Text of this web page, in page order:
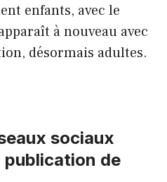
enfants, avec le
à nouveau avec
désormais adultes.
sociaux
publication de